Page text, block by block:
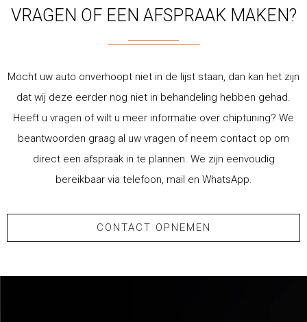
VRAGEN OF EEN AFSPRAAK MAKEN?
Mocht uw auto onverhoopt niet in de lijst staan, dan kan het zijn
dat wij deze eerder nog niet in behandeling hebben gehad.
Heeft u vragen of wilt u meer informatie over chiptuning? We
beantwoorden graag al uw vragen of neem contact op om
direct een afspraak in te plannen. We zijn eenvoudig
bereikbaar via telefoon, mail en WhatsApp.
CONTACT OPNEMEN